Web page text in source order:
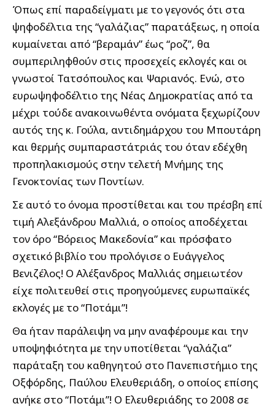
Όπως επί παραδείγματι με το γεγονός ότι στα
ψηφοδέλτια της “γαλάζιας” παρατάξεως, η οποία
κυμαίνεται από “βεραμάν” έως “ροζ”, θα
συμπεριληφθούν στις προσεχείς εκλογές και οι
γνωστοί Τατσόπουλος και Ψαριανός. Ενώ, στο
ευρωψηφοδέλτιο της Νέας Δημοκρατίας από τα
μέχρι τούδε ανακοινωθέντα ονόματα ξεχωρίζουν
αυτός της κ. Γούλα, αντιδημάρχου του Μπουτάρη
και θερμής συμπαραστάτριάς του όταν εδέχθη
προπηλακισμούς στην τελετή Μνήμης της
Γενοκτονίας των Ποντίων.
Σε αυτό το όνομα προστίθεται και του πρέσβη επί
τιμή Αλεξάνδρου Μαλλιά, ο οποίος αποδέχεται
τον όρο “Βόρειος Μακεδονία” και πρόσφατο
σχετικό βιβλίο του προλόγισε ο Ευάγγελος
Βενιζέλος! Ο Αλέξανδρος Μαλλιάς σημειωτέον
είχε πολιτευθεί στις προηγούμενες ευρωπαϊκές
εκλογές με το “Ποτάμι”!
Θα ήταν παράλειψη να μην αναφέρουμε και την
υποψηφιότητα με την υποτίθεται “γαλάζια”
παράταξη του καθηγητού στο Πανεπιστήμιο της
Οξφόρδης, Παύλου Ελευθεριάδη, ο οποίος επίσης
ανήκε στο “Ποτάμι”! Ο Ελευθεριάδης το 2008 σε